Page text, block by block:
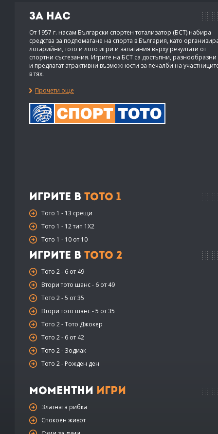
За нас
От 1957 г. насам Български спортен тотализатор (БСТ) набира
средства за подпомагане на спорта в България, като
лотарийни, тото и лото игри и залагания върху резултати от
спортни състезания. Игрите на БСТ са достъпни, разнообразни
и предлагат атрактивни възможности за печалби на
в тях.
Прочети още
Игрите в Тото 1
Тото 1 - 13 срещи
Тото 1 - 12 тип 1X2
Тото 1 - 10 от 10
Игрите в Тото 2
Тото 2 - 6 от 49
Втори тото шанс - 6 от 49
Тото 2 - 5 от 35
Втори тото шанс - 5 от 35
Тото 2 - Тото Джокер
Тото 2 - 6 от 42
Тото 2 - Зодиак
Тото 2 - Рожден ден
Моментни Игри
Златната рибка
Спокоен живот